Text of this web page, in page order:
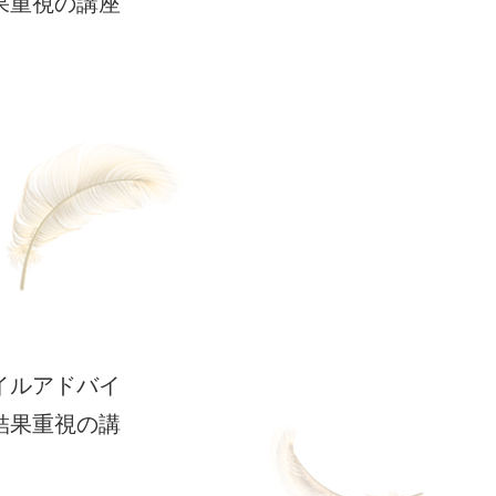
ルアドバイ
果重視の講